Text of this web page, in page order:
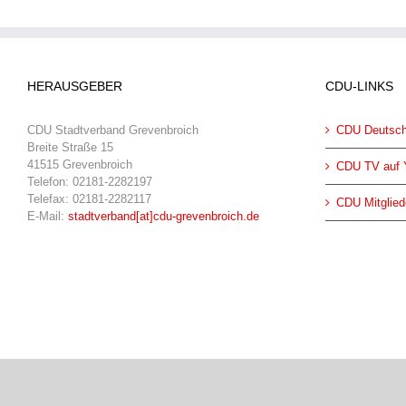
HERAUSGEBER
CDU Stadtverband Grevenbroich
Breite Straße 15
41515 Grevenbroich
Telefon: 02181-2282197
Telefax: 02181-2282117
E-Mail: stadtverband[at]cdu-grevenbroich.de
CDU-LINKS
CDU
CDU TV auf
CDU